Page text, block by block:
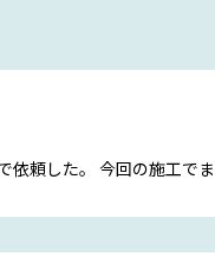
頼した。 今回の施工で